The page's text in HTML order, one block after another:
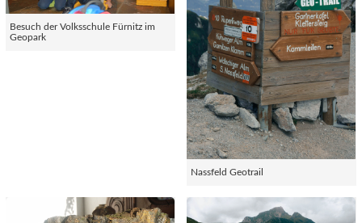
Besuch der Volksschule Fürnitz im
Geopark
Nassfeld Geotrail